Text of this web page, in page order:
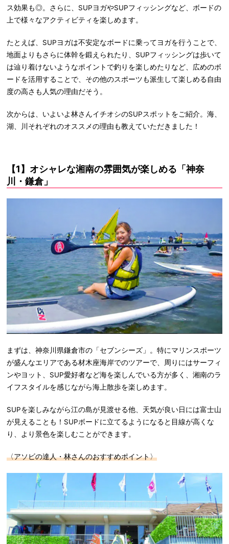
ス効果も◎。さらに、SUPヨガやSUPフィッシングなど、ボードの
上で様々なアクティビティを楽しめます。
たとえば、SUPヨガは不安定なボードに乗ってヨガを行うことで、
地面よりもさらに体幹を鍛えられたり、SUPフィッシングは歩いて
は辿り着けないようなポイントで釣りを楽しめたりなど、広めのボ
ードを活用することで、その他のスポーツも派生して楽しめる自由
度の高さも人気の理由だそう。
次からは、いよいよ林さんイチオシのSUPスポットをご紹介。海、
湖、川それぞれのオススメの理由も教えていただきました！
【1】オシャレな湘南の雰囲気が楽しめる「神奈
川・鎌倉」
まずは、神奈川県鎌倉市の「セブンシーズ」。特にマリンスポーツ
が盛んなエリアである材木座海岸でのツアーで、周りにはサーフィ
ンやヨット、SUP愛好者など海を楽しんでいる方が多く、湘南のラ
イフスタイルを感じながら海上散歩を楽しめます。
SUPを楽しみながら江の島が見渡せる他、天気が良い日には富士山
が見えることも！SUPボードに立てるようになると目線が高くな
り、より景色を楽しむことができます。
〈アソビの達人・林さんのおすすめポイント〉